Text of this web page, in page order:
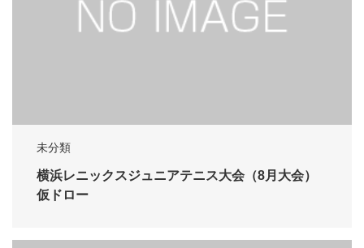
未分類
横浜レニックスジュニアテニス大会（8月大会）
仮ドロー